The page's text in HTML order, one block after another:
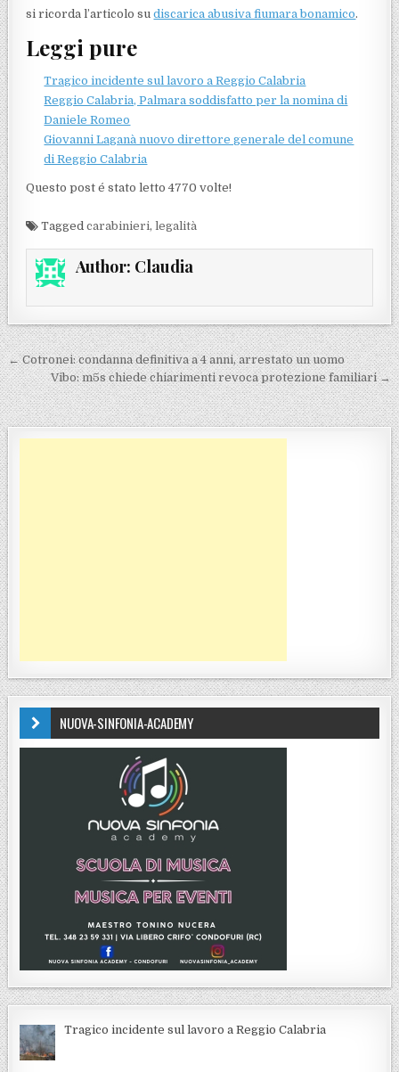
si ricorda l’articolo sudiscarica abusiva fiumara bonamico.
Leggi pure
Tragico incidente sul lavoro a Reggio Calabria
Reggio Calabria, Palmara soddisfatto per la nomina di
Daniele Romeo
Giovanni Laganà nuovo direttore generale del comune
di Reggio Calabria
Questo post é stato letto 4770 volte!
Taggedcarabinieri,legalità
Author: Claudia
Navigazione articoli
← Cotronei: condanna definitiva a 4 anni, arrestato un uomo
Vibo: m5s chiede chiarimenti revoca protezione familiari →
NUOVA-SINFONIA-ACADEMY
Tragico incidente sul lavoro a Reggio Calabria